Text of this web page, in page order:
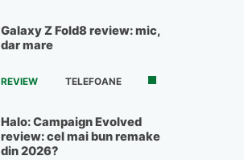
Galaxy Z Fold8 review: mic,
dar mare
REVIEW TELEFOANE
Halo: Campaign Evolved
review: cel mai bun remake
din 2026?